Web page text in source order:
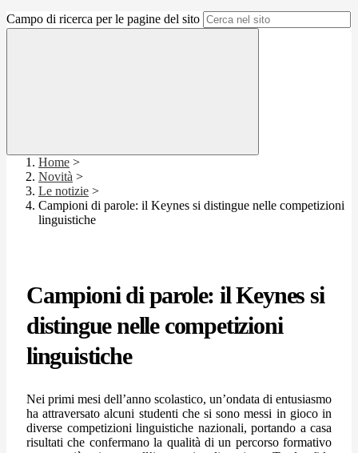
Campo di ricerca per le pagine del sito
Home >
Novità >
Le notizie >
Campioni di parole: il Keynes si distingue nelle competizioni
linguistiche
Campioni di parole: il Keynes si
distingue nelle competizioni
linguistiche
Nei primi mesi dell’anno scolastico, un’ondata di entusiasmo
ha attraversato alcuni studenti che si sono messi in gioco in
diverse competizioni linguistiche nazionali, portando a casa
risultati che confermano la qualità di un percorso formativo